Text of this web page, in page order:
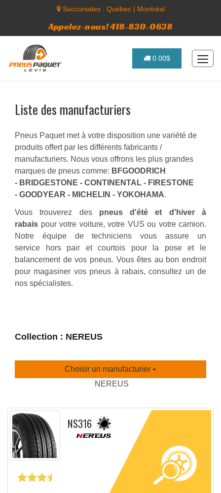
Succursales : Québec| Montréal
Appelez-nous! 418-830-0638
0.00$
Liste des manufacturiers
Pneus Paquet met à votre disposition une variété de
produits offert par les différents fabricants /
manufacturiers. Nous vous offrons les plus grandes
marques de pneus comme: BFGOODRICH
- BRIDGESTONE - CONTINENTAL - FIRESTONE
- GOODYEAR - MICHELIN - YOKOHAMA.
Vous trouverez des pneus d'été et d'hiver à
rabais pour votre voiture, votre VUS ou votre camion.
Notre équipe de techniciens vous assure un
service hors pair et courtois pour la pose et le
balancement de vos pneus. Vous êtes au bon endroit
pour magasiner vos pneus à rabais, consultez un de
nos spécialistes.
Collection : NEREUS
Choisir un manufacturier
NEREUS
NS316